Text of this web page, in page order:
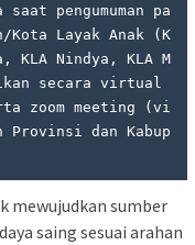
pengumuman pa
Layak Anak (K
KLA Nindya, KLA M
secara virtual
zoom meeting (vi
Provinsi dan Kabup
mewujudkan sumber
saing sesuai arahan